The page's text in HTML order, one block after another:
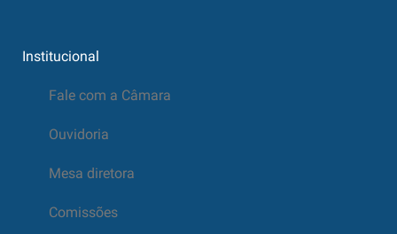
Institucional
Fale com a Câmara
Ouvidoria
Mesa diretora
Comissões